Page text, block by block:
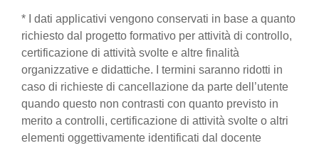
* I dati applicativi vengono conservati in base a quanto
richiesto dal progetto formativo per attività di controllo,
certificazione di attività svolte e altre finalità
organizzative e didattiche. I termini saranno ridotti in
caso di richieste di cancellazione da parte dell’utente
quando questo non contrasti con quanto previsto in
merito a controlli, certificazione di attività svolte o altri
elementi oggettivamente identificati dal docente